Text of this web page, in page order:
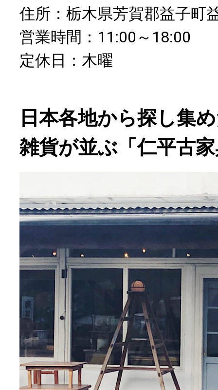
住所：栃木県芳賀郡益子町
営業時間：11:00～18:00
定休日：木曜
日本各地から探し集
雑貨が並ぶ「仁平古